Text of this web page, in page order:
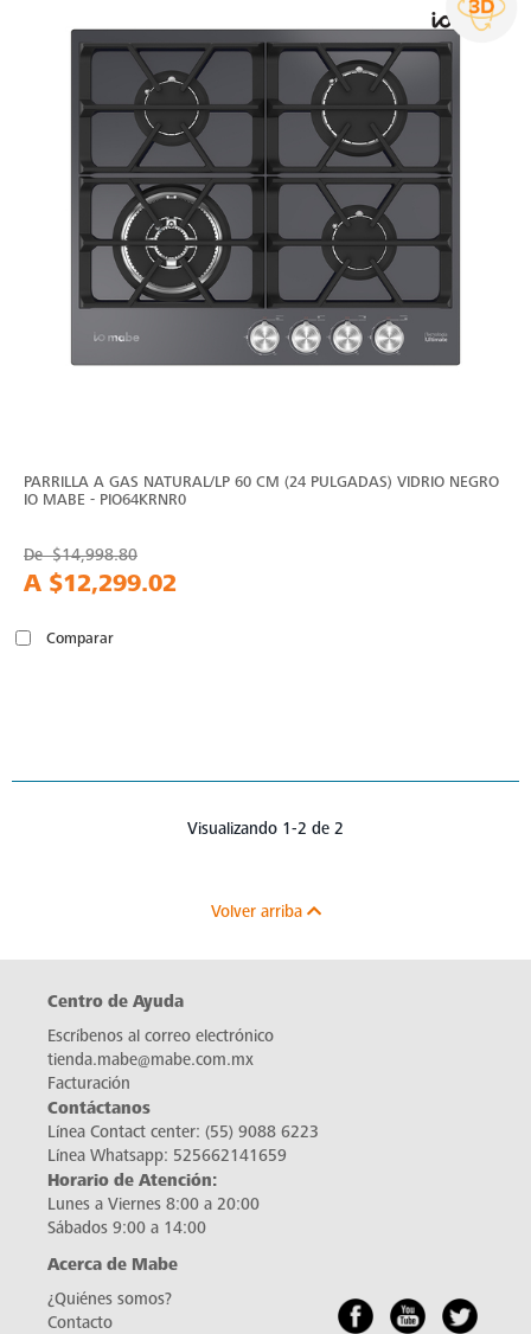
PARRILLA A GAS NATURAL/LP 60 CM (24 PULGADAS) VIDRIO NEGRO
IO MABE - PIO64KRNR0
De$14,998.80
A $12,299.02
Comparar
Visualizando 1-2 de 2
Volver arriba
Centro de Ayuda
Escríbenos al correo electrónico
tienda.mabe@mabe.com.mx
Facturación
Contáctanos
Línea Contact center: (55) 9088 6223
Línea Whatsapp: 525662141659
Horario de Atención:
Lunes a Viernes 8:00 a 20:00
Sábados 9:00 a 14:00
Acerca de Mabe
¿Quiénes somos?
Contacto